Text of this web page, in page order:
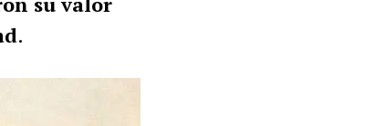
.